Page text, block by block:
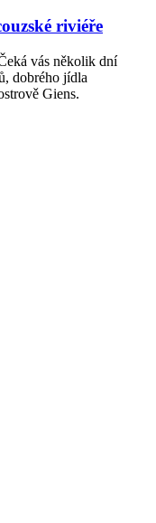
riviéře
vás několik dní
dobrého jídla
Giens.